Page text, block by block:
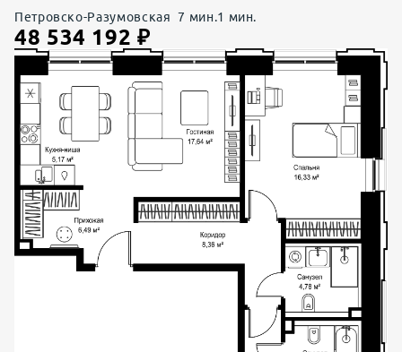
Петровско-Разумовская 7 мин.1 мин.
48 534 192 ₽